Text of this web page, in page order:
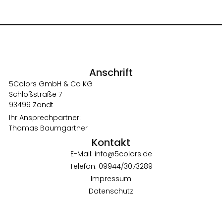
Anschrift
5Colors GmbH & Co KG
Schloßstraße 7
93499 Zandt
Ihr Ansprechpartner:
Thomas Baumgartner
Kontakt
E-Mail: info@5colors.de
Telefon: 09944/3073289
Impressum
Datenschutz